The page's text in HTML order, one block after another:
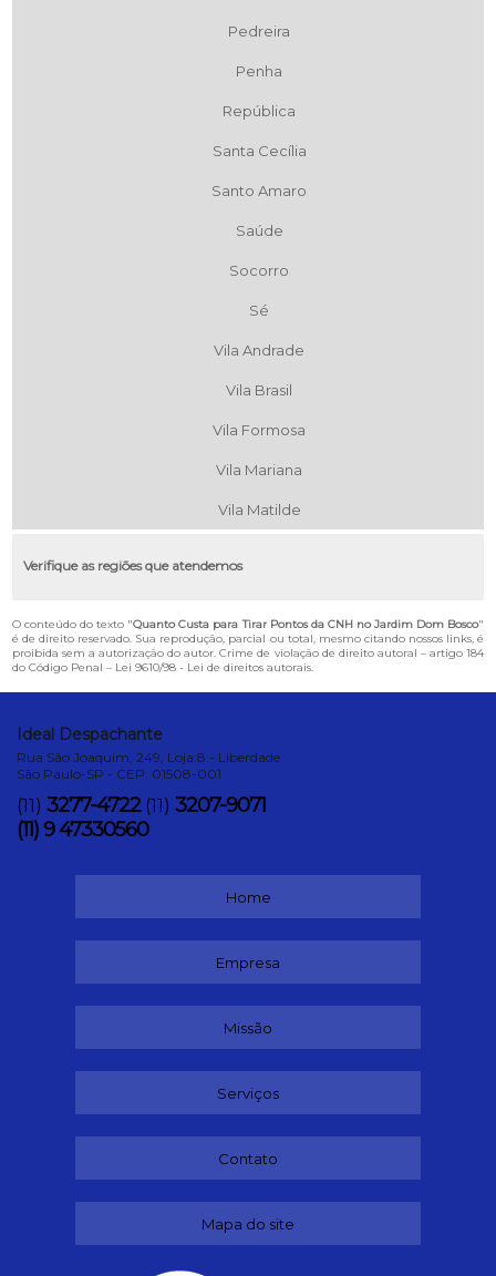
Pedreira
Penha
República
Santa Cecília
Santo Amaro
Saúde
Socorro
Sé
Vila Andrade
Vila Brasil
Vila Formosa
Vila Mariana
Vila Matilde
Verifique as regiões que atendemos
O conteúdo do texto "Quanto Custa para Tirar Pontos da CNH no Jardim Dom Bosco"
é de direito reservado. Sua reprodução, parcial ou total, mesmo citando nossos links, é
proibida sem a autorização do autor. Crime de violação de direito autoral – artigo 184
do Código Penal – Lei 9610/98 - Lei de direitos autorais.
Ideal Despachante
Rua São Joaquim, 249, Loja:8 - Liberdade
São Paulo-SP - CEP: 01508-001
(11) 3277-4722 (11) 3207-9071
(11) 9 47330560
Home
Empresa
Missão
Serviços
Contato
Mapa do site